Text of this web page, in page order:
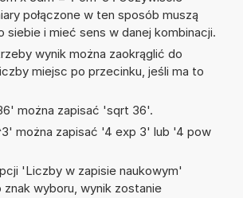
połączone w ten sposób muszą
siebie i mieć sens w danej kombinacji.
wynik można zaokrąglić do
miejsc po przecinku, jeśli ma to
można zapisać 'sqrt 36'.
można zapisać '4 exp 3' lub '4 pow
'Liczby w zapisie naukowym'
wyboru, wynik zostanie